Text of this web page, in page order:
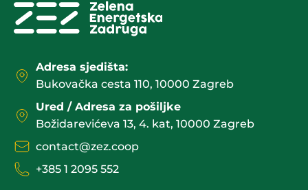
Adresa sjedišta:
Bukovačka cesta 110, 10000 Zagreb
Ured / Adresa za pošiljke
Božidarevićeva 13, 4. kat, 10000 Zagreb
contact@zez.coop
+385 1 2095 552